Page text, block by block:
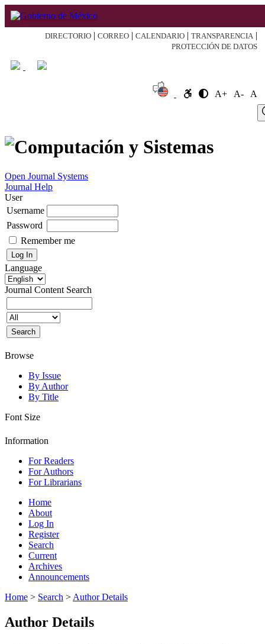
DIRECTORIO | CORREO | CALENDARIO | TRANSPARENCIA |
PROTECCIÓN DE DATOS
A+ A-
A
Open Journal Systems
Journal Help
User
Username
Password
Remember me
Language
Journal Content Search
Browse
By Issue
By Author
By Title
Font Size
Information
For Readers
For Authors
For Librarians
Home
About
Log In
Register
Search
Current
Archives
Announcements
Home > Search > Author Details
Author Details